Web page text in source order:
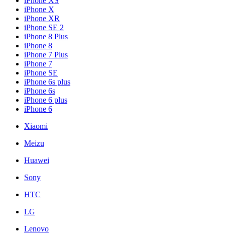
iPhone X
iPhone XR
iPhone SE 2
iPhone 8 Plus
iPhone 8
iPhone 7 Plus
iPhone 7
iPhone SE
iPhone 6s plus
iPhone 6s
iPhone 6 plus
iPhone 6
Xiaomi
Meizu
Huawei
Sony
HTC
LG
Lenovo